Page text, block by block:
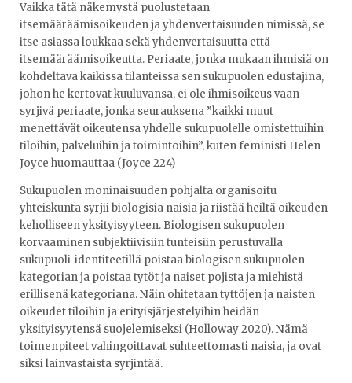
Vaikka tätä näkemystä puolustetaan
itsemääräämisoikeuden ja yhdenvertaisuuden nimissä, se
itse asiassa loukkaa sekä yhdenvertaisuutta että
itsemääräämisoikeutta. Periaate, jonka mukaan ihmisiä on
kohdeltava kaikissa tilanteissa sen sukupuolen edustajina,
johon he kertovat kuuluvansa, ei ole ihmisoikeus vaan
syrjivä periaate, jonka seurauksena ”kaikki muut
menettävät oikeutensa yhdelle sukupuolelle omistettuihin
tiloihin, palveluihin ja toimintoihin”, kuten feministi Helen
Joyce huomauttaa (Joyce 224)
Sukupuolen moninaisuuden pohjalta organisoitu
yhteiskunta syrjii biologisia naisia ja riistää heiltä oikeuden
keholliseen yksityisyyteen. Biologisen sukupuolen
korvaaminen subjektiivisiin tunteisiin perustuvalla
sukupuoli-identiteetillä poistaa biologisen sukupuolen
kategorian ja poistaa tytöt ja naiset pojista ja miehistä
erillisenä kategoriana. Näin ohitetaan tyttöjen ja naisten
oikeudet tiloihin ja erityisjärjestelyihin heidän
yksityisyytensä suojelemiseksi (Holloway 2020). Nämä
toimenpiteet vahingoittavat suhteettomasti naisia, ja ovat
siksi lainvastaista syrjintää.